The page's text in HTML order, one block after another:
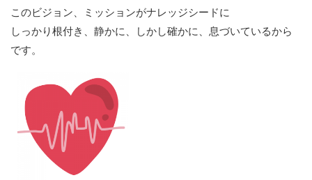
このビジョン、ミッションがナレッジシードに
しっかり根付き、静かに、しかし確かに、息づいているから
です。